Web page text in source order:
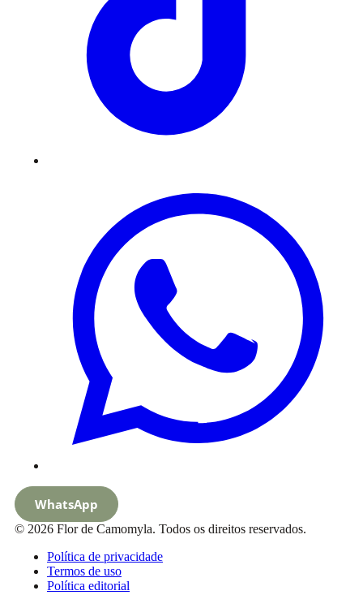
WhatsApp
© 2026 Flor de Camomyla. Todos os direitos reservados.
Política de privacidade
Termos de uso
Política editorial